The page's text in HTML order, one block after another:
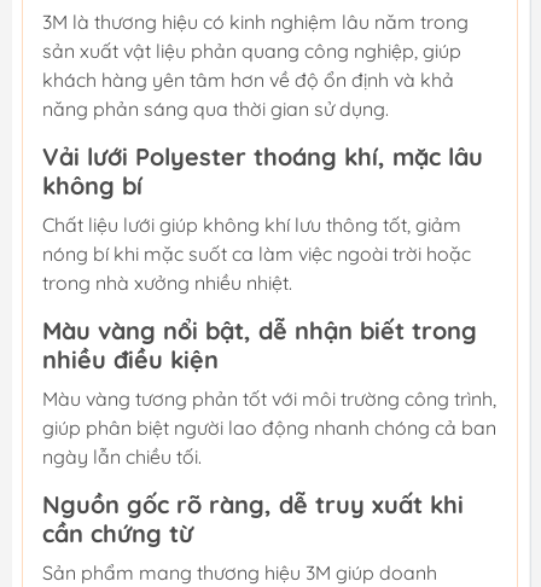
3M là thương hiệu có kinh nghiệm lâu năm trong
sản xuất vật liệu phản quang công nghiệp, giúp
khách hàng yên tâm hơn về độ ổn định và khả
năng phản sáng qua thời gian sử dụng.
Vải lưới Polyester thoáng khí, mặc lâu
không bí
Chất liệu lưới giúp không khí lưu thông tốt, giảm
nóng bí khi mặc suốt ca làm việc ngoài trời hoặc
trong nhà xưởng nhiều nhiệt.
Màu vàng nổi bật, dễ nhận biết trong
nhiều điều kiện
Màu vàng tương phản tốt với môi trường công trình,
giúp phân biệt người lao động nhanh chóng cả ban
ngày lẫn chiều tối.
Nguồn gốc rõ ràng, dễ truy xuất khi
cần chứng từ
Sản phẩm mang thương hiệu 3M giúp doanh